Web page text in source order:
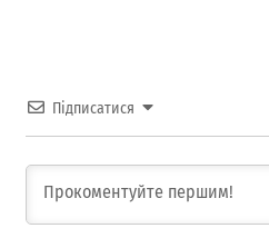
Підписатися